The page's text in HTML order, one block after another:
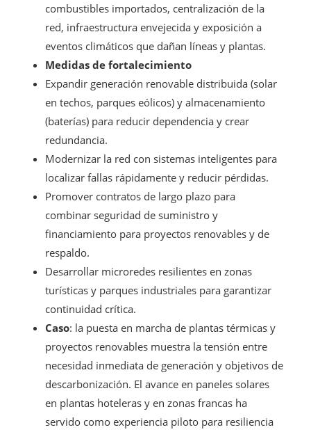
combustibles importados, centralización de la
red, infraestructura envejecida y exposición a
eventos climáticos que dañan líneas y plantas.
Medidas de fortalecimiento
Expandir generación renovable distribuida (solar
en techos, parques eólicos) y almacenamiento
(baterías) para reducir dependencia y crear
redundancia.
Modernizar la red con sistemas inteligentes para
localizar fallas rápidamente y reducir pérdidas.
Promover contratos de largo plazo para
combinar seguridad de suministro y
financiamiento para proyectos renovables y de
respaldo.
Desarrollar microredes resilientes en zonas
turísticas y parques industriales para garantizar
continuidad crítica.
Caso: la puesta en marcha de plantas térmicas y
proyectos renovables muestra la tensión entre
necesidad inmediata de generación y objetivos de
descarbonización. El avance en paneles solares
en plantas hoteleras y en zonas francas ha
servido como experiencia piloto para resiliencia